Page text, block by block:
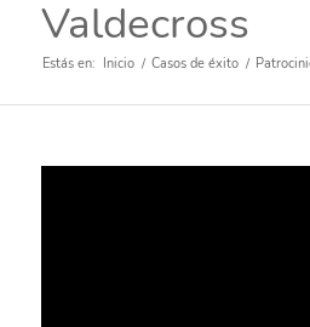
Valdecross
Estás en: Inicio / Casos de éxito /